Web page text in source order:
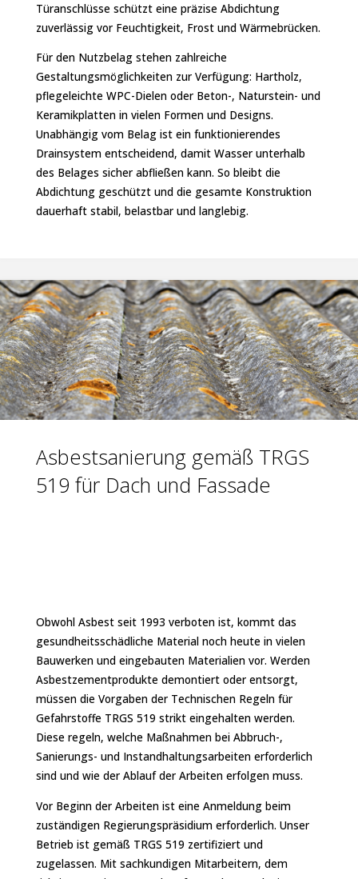
Türanschlüsse schützt eine präzise Abdichtung
zuverlässig vor Feuchtigkeit, Frost und Wärmebrücken.
Für den Nutzbelag stehen zahlreiche
Gestaltungsmöglichkeiten zur Verfügung: Hartholz,
pflegeleichte WPC-Dielen oder Beton-, Naturstein- und
Keramikplatten in vielen Formen und Designs.
Unabhängig vom Belag ist ein funktionierendes
Drainsystem entscheidend, damit Wasser unterhalb
des Belages sicher abfließen kann. So bleibt die
Abdichtung geschützt und die gesamte Konstruktion
dauerhaft stabil, belastbar und langlebig.
Asbestsanierung gemäß TRGS
519 für Dach und Fassade
Obwohl Asbest seit 1993 verboten ist, kommt das
gesundheitsschädliche Material noch heute in vielen
Bauwerken und eingebauten Materialien vor. Werden
Asbestzementprodukte demontiert oder entsorgt,
müssen die Vorgaben der Technischen Regeln für
Gefahrstoffe TRGS 519 strikt eingehalten werden.
Diese regeln, welche Maßnahmen bei Abbruch-,
Sanierungs- und Instandhaltungsarbeiten erforderlich
sind und wie der Ablauf der Arbeiten erfolgen muss.
Vor Beginn der Arbeiten ist eine Anmeldung beim
zuständigen Regierungspräsidium erforderlich. Unser
Betrieb ist gemäß TRGS 519 zertifiziert und
zugelassen. Mit sachkundigen Mitarbeitern, dem